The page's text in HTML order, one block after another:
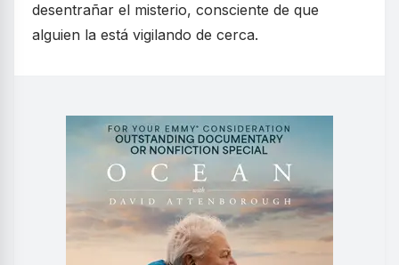
desentrañar el misterio, consciente de que
alguien la está vigilando de cerca.